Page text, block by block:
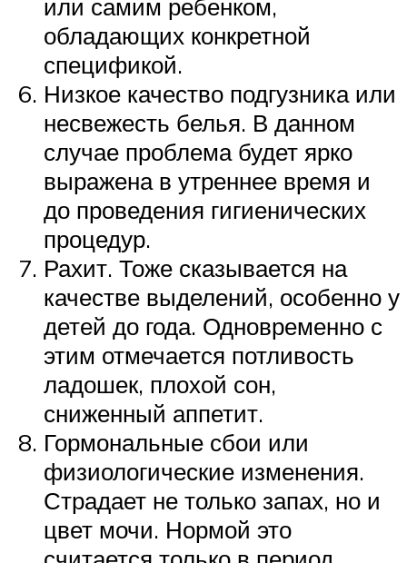
или самим ребенком,
обладающих конкретной
спецификой.
Низкое качество подгузника или
несвежесть белья. В данном
случае проблема будет ярко
выражена в утреннее время и
до проведения гигиенических
процедур.
Рахит. Тоже сказывается на
качестве выделений, особенно у
детей до года. Одновременно с
этим отмечается потливость
ладошек, плохой сон,
сниженный аппетит.
Гормональные сбои или
физиологические изменения.
Страдает не только запах, но и
цвет мочи. Нормой это